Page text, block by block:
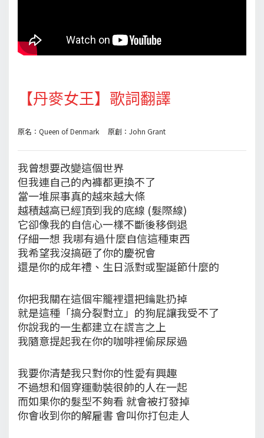
【丹麥女王】歌詞翻譯
原名：Queen of Denmark 原創：John Grant
我曾想要改變這個世界
但我連自己的內褲都更換不了
當一堆屎事真的越來越大條
越積越高已經頂到我的底線 (髮際線)
它卻像我的自信心一樣不斷後移倒退
仔細一想 我哪有過什麼自信這種東西
我希望我沒搞砸了你的慶祝會
還是你的成年禮、生日派對或聖誕節什麼的
你把我關在這個牢籠裡還把鑰匙扔掉
就是這種「搞分裂對立」的狗屁讓我受不了
你說我的一生都建立在謊言之上
我隨意提起我在你的咖啡裡偷尿尿過
我要你清楚我只對你的性愛有興趣
不過想和個穿運動裝很帥的人在一起
而如果你的髮型不夠看 就會被打發掉
你會收到你的解雇書 會叫你打包走人